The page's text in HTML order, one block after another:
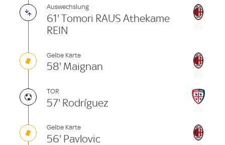
Auswechslung
61' Tomori RAUS Athekame
REIN
Gelbe Karte
58' Maignan
TOR
57' Rodríguez
Gelbe Karte
56' Pavlovic